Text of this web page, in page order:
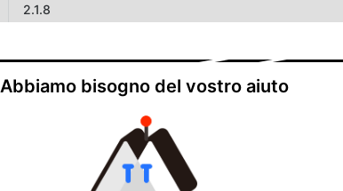
2.1.8
Abbiamo bisogno del vostro aiuto